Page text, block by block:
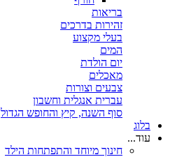
בריאות
זהירות בדרכים
בעלי מקצוע
המים
יום הולדת
מאכלים
צבעים וצורות
עברית אנגלית וחשבון
סוף השנה, קיץ והחופש הגדול
בלוג
עוד...
חינוך מיוחד והתפתחות הילד